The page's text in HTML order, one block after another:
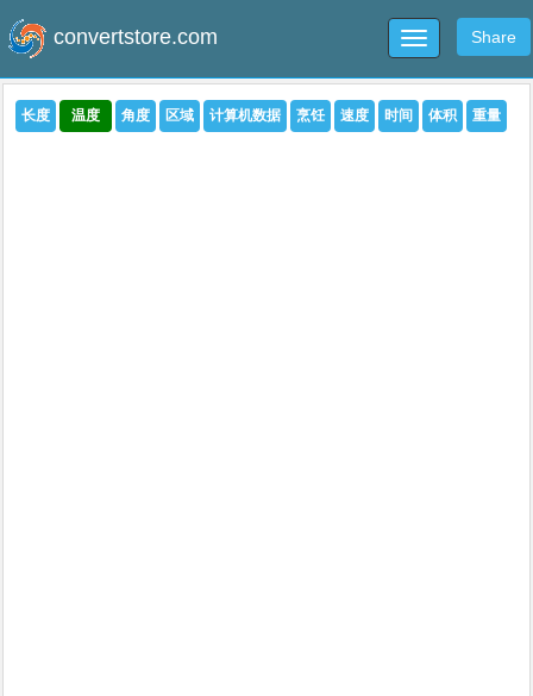
Toggle
navigation
Share
convertstore.com
长度 温度 角度 区域 计算机数据 烹饪 速度 时间 体积 重量